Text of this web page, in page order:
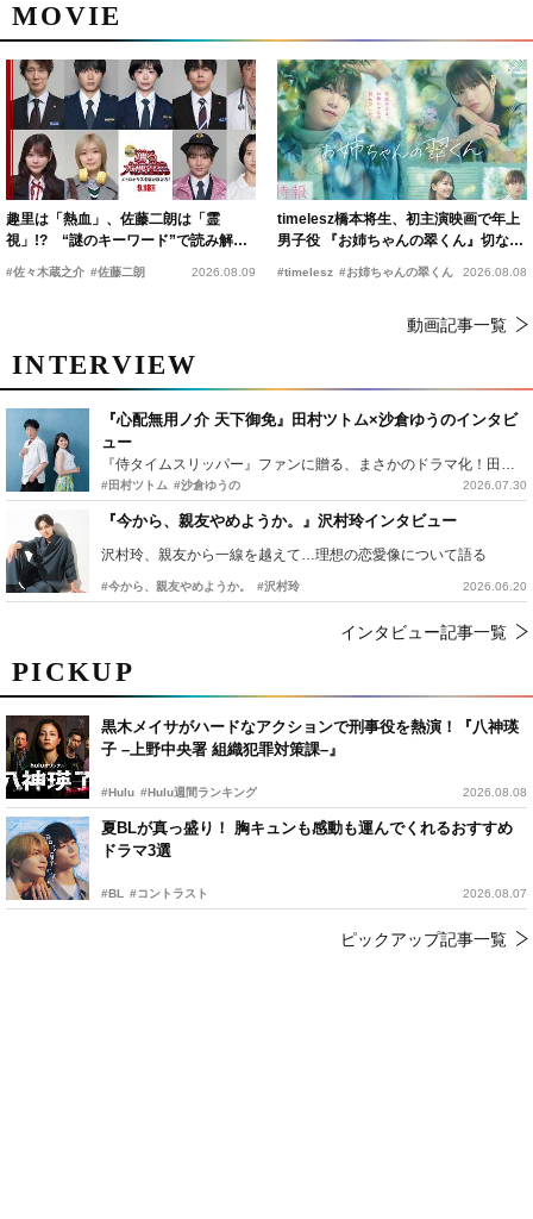
PICKUP
黒木メイサがハードなアクションで刑事役を熱演！『八神瑛
子 –上野中央署 組織犯罪対策課–』
#Hulu #Hulu週間ランキング 2026.08.08
夏BLが真っ盛り！ 胸キュンも感動も運んでくれるおすすめ
ドラマ3選
#BL #コントラスト 2026.08.07
ピックアップ記事一覧
MOVIE
趣里は「熱血」、佐藤二朗は「霊
視」!? “謎のキーワード”で読み解く
『踊る大捜査線 N.E.W.』新メンバー
#佐々木蔵之介 #佐藤二朗 2026.08.09
timelesz橋本将生、初主演映画で年上
男子役 『お姉ちゃんの翠くん』切ない
恋の幕開けを予感
#timelesz #お姉ちゃんの翠くん 2026.08.08
動画記事一覧
INTERVIEW
『心配無用ノ介 天下御免』田村ツトム×沙倉ゆうのインタビ
ュー
『侍タイムスリッパー』ファンに贈る、まさかのドラマ化！田村ツトム×沙倉ゆうのが語る『心配無用ノ介』撮影秘話
#田村ツトム #沙倉ゆうの 2026.07.30
『今から、親友やめようか。』沢村玲インタビュー
沢村玲、親友から一線を越えて…理想の恋愛像について語る
#今から、親友やめようか。 #沢村玲 2026.06.20
インタビュー記事一覧